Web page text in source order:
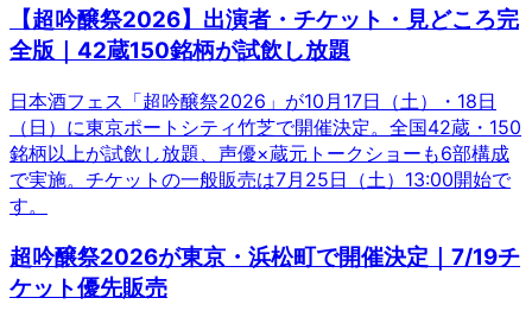
【超吟醸祭2026】出演者・チケット・見どころ完
全版｜42蔵150銘柄が試飲し放題
日本酒フェス「超吟醸祭2026」が10月17日（土）・18日
（日）に東京ポートシティ竹芝で開催決定。全国42蔵・150
銘柄以上が試飲し放題、声優×蔵元トークショーも6部構成
で実施。チケットの一般販売は7月25日（土）13:00開始で
す。
超吟醸祭2026が東京・浜松町で開催決定｜7/19チ
ケット優先販売